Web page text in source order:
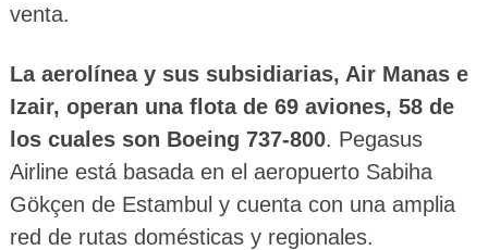
venta.
La aerolínea y sus subsidiarias, Air Manas e
Izair, operan una flota de 69 aviones, 58 de
los cuales son Boeing 737-800. Pegasus
Airline está basada en el aeropuerto Sabiha
Gökçen de Estambul y cuenta con una amplia
red de rutas domésticas y regionales.